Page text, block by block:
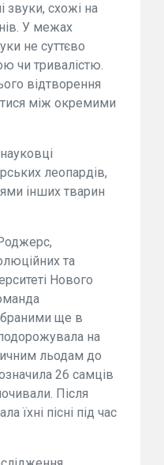
схожі на
У межах
не суттєво
чи тривалістю.
відтворення
між окремими
леопардів,
інших тварин
та
Нового
ще в
на
льодам до
26 самців
Після
їхні пісні під час